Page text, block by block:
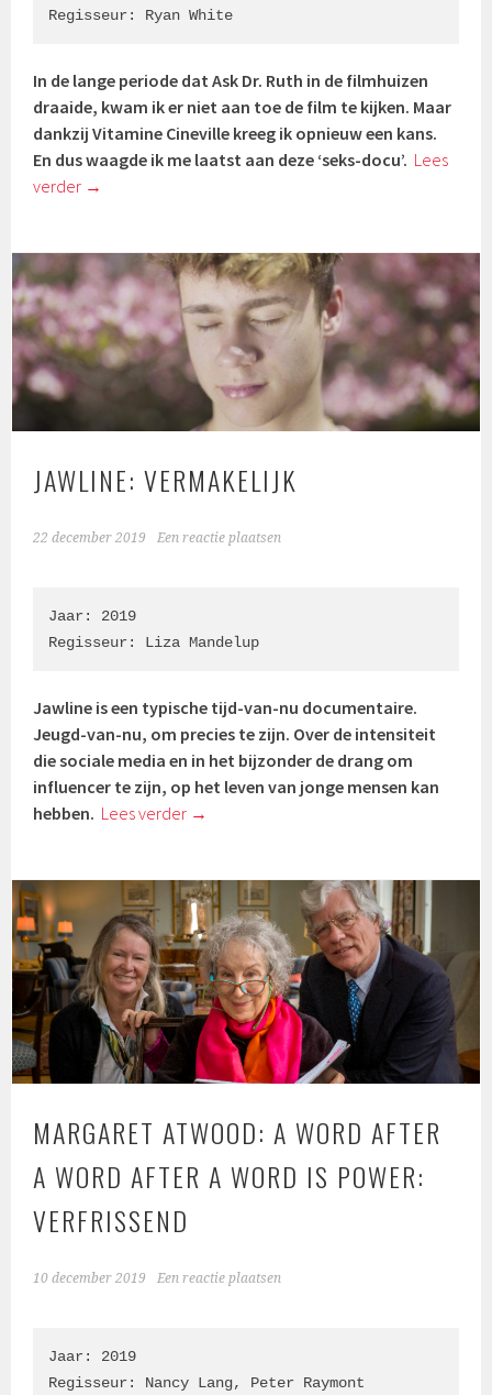
Regisseur: Ryan White
In de lange periode dat Ask Dr. Ruth in de filmhuizen
draaide, kwam ik er niet aan toe de film te kijken. Maar
dankzij Vitamine Cineville kreeg ik opnieuw een kans.
En dus waagde ik me laatst aan deze ‘seks-docu’. Lees
verder →
JAWLINE: VERMAKELIJK
22 december 2019 Een reactie plaatsen
Jaar: 2019
Regisseur: Liza Mandelup
Jawline is een typische tijd-van-nu documentaire.
Jeugd-van-nu, om precies te zijn. Over de intensiteit
die sociale media en in het bijzonder de drang om
influencer te zijn, op het leven van jonge mensen kan
hebben. Lees verder →
MARGARET ATWOOD: A WORD AFTER
A WORD AFTER A WORD IS POWER:
VERFRISSEND
10 december 2019 Een reactie plaatsen
Jaar: 2019
Regisseur: Nancy Lang, Peter Raymont